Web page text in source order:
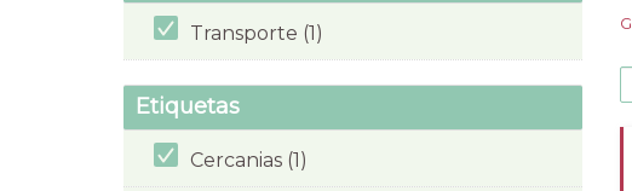
Transporte (1)
Etiquetas
Cercanias (1)